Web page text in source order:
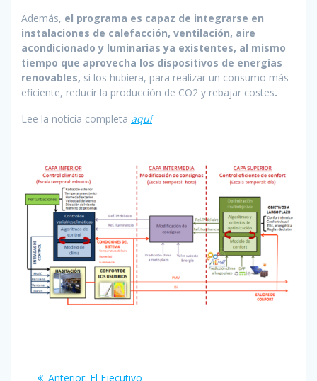
Además, el programa es capaz de integrarse en
instalaciones de calefacción, ventilación, aire
acondicionado y luminarias ya existentes, al mismo
tiempo que aprovecha los dispositivos de energías
renovables, si los hubiera, para realizar un consumo más
eficiente, reducir la producción de CO2 y rebajar costes.
Lee la noticia completa aquí
Navegación
Anterior: Entrada
El Ejecutivo